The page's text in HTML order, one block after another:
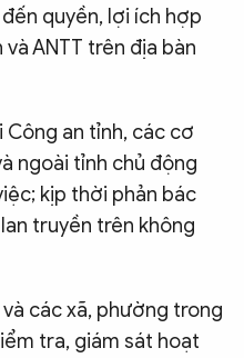
quyền, lợi ích hợp
ANTT trên địa bàn
Công an tỉnh, các cơ
ngoài tỉnh chủ động
kịp thời phản bác
truyền trên không
các xã, phường trong
tra, giám sát hoạt